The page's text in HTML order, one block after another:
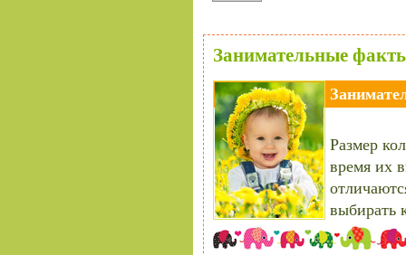
Занимательные
Размер
время их
выбирать